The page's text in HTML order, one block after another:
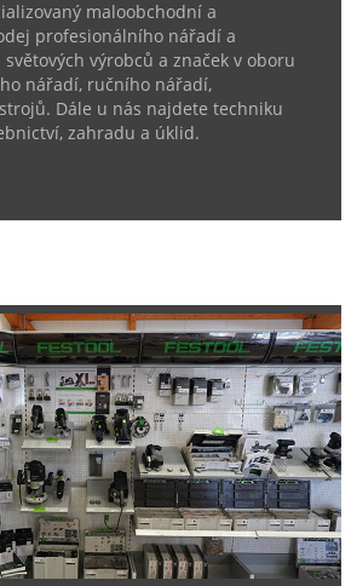
maloobchodní a
profesionálního nářadí a
výrobců a značek v oboru
nářadí, ručního nářadí,
Dále u nás najdete techniku
zahradu a úklid.